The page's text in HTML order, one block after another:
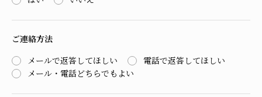
ご連絡方法
メールで返答してほしい
電話で返答してほしい
メール・電話どちらでもよい